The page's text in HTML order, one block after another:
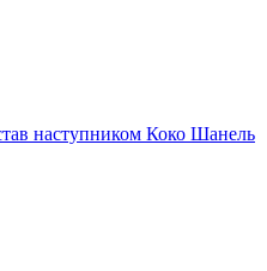
наступником Коко Шанель